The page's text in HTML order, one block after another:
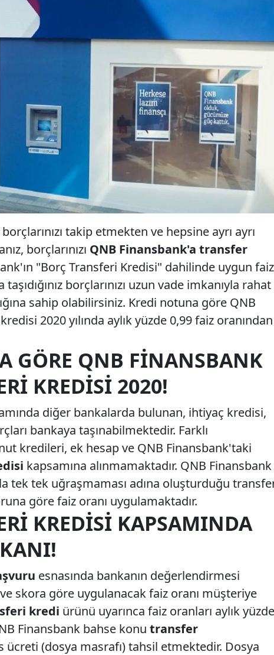
takip etmekten ve hepsine ayrı ayrı
borçlarınızı QNB Finansbank'a transfer
"Borç Transferi Kredisi" dahilinde uygun faiz
borçlarınızı uzun vade imkanıyla rahat
sahip olabilirsiniz. Kredi notuna göre QNB
2020 yılında aylık yüzde 0,99 faiz oranından
GÖRE QNB FINANSBANK
KREDISI 2020!
diğer bankalarda bulunan, ihtiyaç kredisi,
bankaya taşınabilmektedir. Farklı
kredileri, ek hesap ve QNB Finansbank'taki
kapsamına alınmamaktadır. QNB Finansbank
tek tek uğraşmaması adına oluşturduğu
göre faiz oranı uygulamaktadır.
KREDISI KAPSAMINDA
esnasında bankanın değerlendirmesi
skora göre uygulanacak faiz oranı müşteriye
kredi ürünü uyarınca faiz oranları aylık yüzde
Finansbank bahse konu transfer
ücreti (dosya masrafı) tahsil etmektedir. Dosya